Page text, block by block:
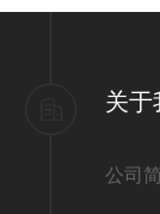
关于
公司